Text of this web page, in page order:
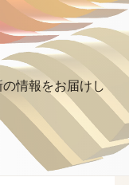
情報をお届けし